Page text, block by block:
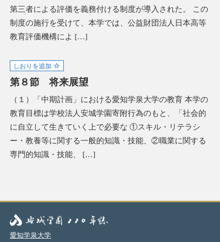
第三者による評価を義務付ける制度が導入された。 この
制度の施行を受けて、本学では、公益財団法人日本高等
教育評価機構によ […]
しおりを追加
第８節 将来展望
（１）「中期計画」における愛知学泉大学の教育 本学の
教育目標は学校法人安城学園寄附行為のもと、「社会的
に自立して生きていく上で必要な ①スキル・リテラシ
ー・教養等に関する一般的知識・技能、②職業に関する
専門的知識・技能、 […]
愛知学泉大学